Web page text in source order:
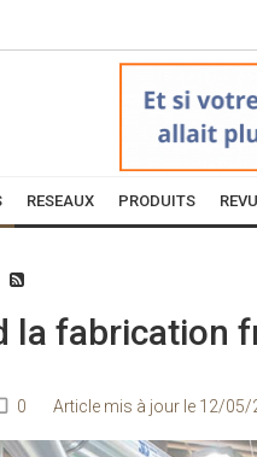
RESEAUX PRODUITS
la fabrication
0 Article mis à jour le 12/05/